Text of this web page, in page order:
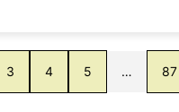
3 4 5 … 87